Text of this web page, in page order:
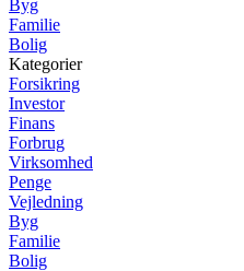
Byg
Familie
Bolig
Kategorier
Forsikring
Investor
Finans
Forbrug
Virksomhed
Penge
Vejledning
Byg
Familie
Bolig